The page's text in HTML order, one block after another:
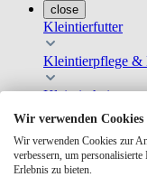
close
Kleintierfutter
Kleintierpflege &
Kleintierheim
Transportboxen
Wir verwenden Cookies
Wir verwenden Cookies zur
verbessern, um
Erlebnis zu bieten.